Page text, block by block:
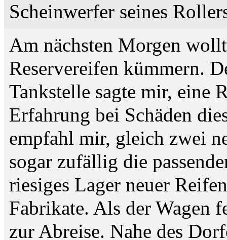
Scheinwerfer seines
Am nächsten Morgen
Reservereifen kümmern.
Tankstelle sagte mir, eine
Erfahrung bei Schäden
empfahl mir, gleich zwei
sogar zufällig die
riesiges Lager neuer
Fabrikate. Als der Wagen
zur Abreise. Nahe des